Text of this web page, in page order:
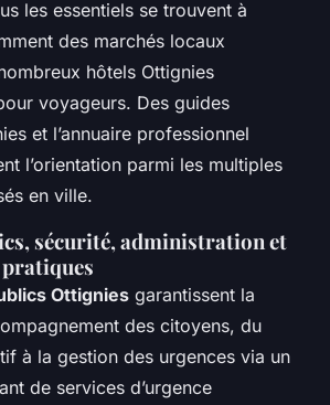
les essentiels se trouvent à
des marchés locaux
hôtels Ottignies
voyageurs. Des guides
et l’annuaire professionnel
l’orientation parmi les multiples
en ville.
sécurité, administration et
Ottignies garantissent la
des citoyens, du
à la gestion des urgences via un
de services d’urgence